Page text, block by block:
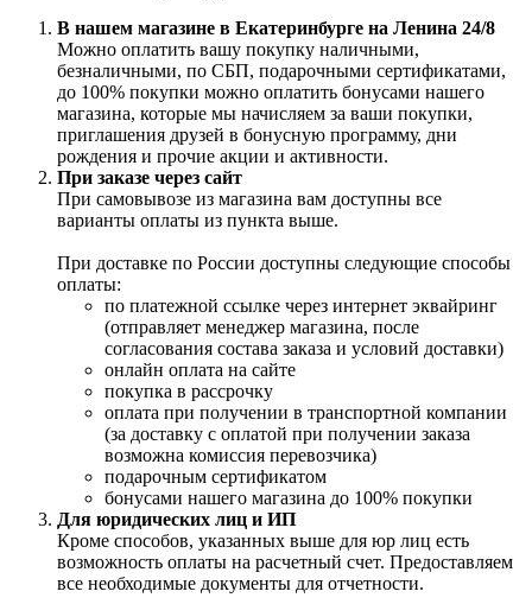
В нашем магазине в Екатеринбурге на Ленина 24/8
Можно оплатить вашу покупку наличными,
безналичными, по СБП, подарочными сертификатами,
до 100% покупки можно оплатить бонусами нашего
магазина, которые мы начисляем за ваши покупки,
приглашения друзей в бонусную программу, дни
рождения и прочие акции и активности.
При заказе через сайт
При самовывозе из магазина вам доступны все
варианты оплаты из пункта выше.
При доставке по России доступны следующие способы
оплаты:
по платежной ссылке через интернет эквайринг
(отправляет менеджер магазина, после
согласования состава заказа и условий доставки)
онлайн оплата на сайте
покупка в рассрочку
оплата при получении в транспортной компании
(за доставку с оплатой при получении заказа
возможна комиссия перевозчика)
подарочным сертификатом
бонусами нашего магазина до 100% покупки
Для юридических лиц и ИП
Кроме способов, указанных выше для юр лиц есть
возможность оплаты на расчетный счет. Предоставляем
все необходимые документы для отчетности.